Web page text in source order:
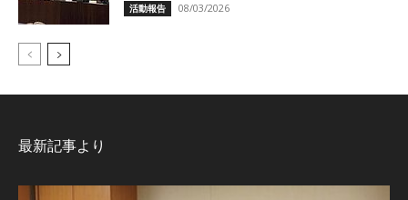
活動報告 08/03/2026
最新記事より